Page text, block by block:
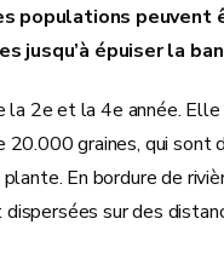
populations peuvent
jusqu’à épuiser la
2e et la 4e année.
graines, qui sont
En bordure de
sur des